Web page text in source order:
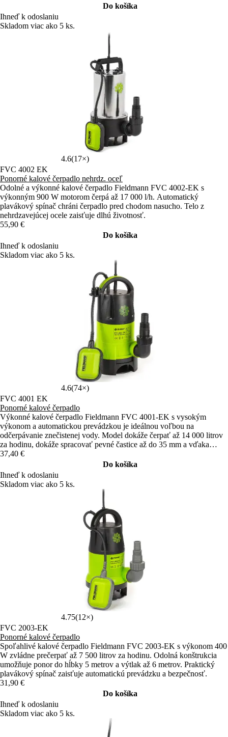
Do košíka
Ihneď k odoslaniu
Skladom viac ako 5 ks.
4.6(17×)
FVC 4002 EK
Ponorné kalové čerpadlo nehrdz. oceľ
Odolné a výkonné kalové čerpadlo Fieldmann FVC 4002-EK s
výkonným 900 W motorom čerpá až 17 000 l/h. Automatický
plavákový spínač chráni čerpadlo pred chodom nasucho. Telo z
nehrdzavejúcej ocele zaisťuje dlhú životnosť.
55,90 €
Do košíka
Ihneď k odoslaniu
Skladom viac ako 5 ks.
4.6(74×)
FVC 4001 EK
Ponorné kalové čerpadlo
Výkonné kalové čerpadlo Fieldmann FVC 4001-EK s vysokým
výkonom a automatickou prevádzkou je ideálnou voľbou na
odčerpávanie znečistenej vody. Model dokáže čerpať až 14 000 litrov
za hodinu, dokáže spracovať pevné častice až do 35 mm a vďaka
plavákovému spínaču pracuje plne automaticky.
37,40 €
Do košíka
Ihneď k odoslaniu
Skladom viac ako 5 ks.
4.75(12×)
FVC 2003-EK
Ponorné kalové čerpadlo
Spoľahlivé kalové čerpadlo Fieldmann FVC 2003-EK s výkonom 400
W zvládne prečerpať až 7 500 litrov za hodinu. Odolná konštrukcia
umožňuje ponor do hĺbky 5 metrov a výtlak až 6 metrov. Praktický
plavákový spínač zaisťuje automatickú prevádzku a bezpečnosť.
31,90 €
Do košíka
Ihneď k odoslaniu
Skladom viac ako 5 ks.